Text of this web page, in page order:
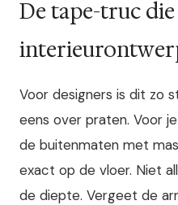
De tape-truc
Voor designers is dit zo
eens over praten. Voor
de buitenmaten met
exact op de vloer. Niet
de diepte. Vergeet de